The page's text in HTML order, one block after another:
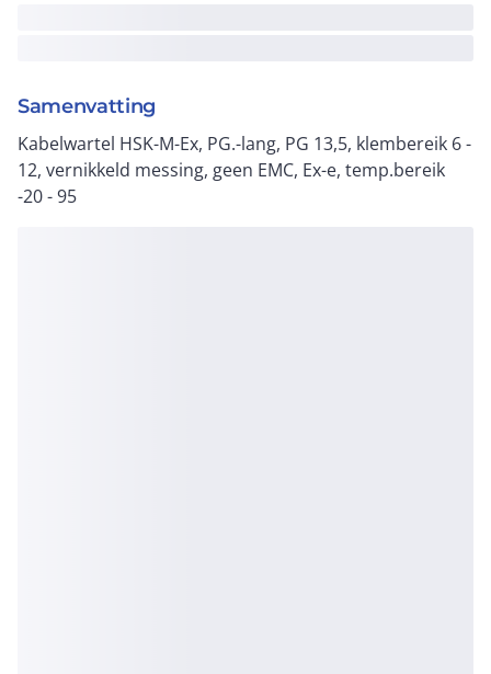
Samenvatting
Kabelwartel HSK-M-Ex, PG.-lang, PG 13,5, klembereik 6 -
12, vernikkeld messing, geen EMC, Ex-e, temp.bereik
-20 - 95